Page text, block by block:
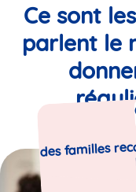
Ce sont
parlent le
des familles
Enquête de